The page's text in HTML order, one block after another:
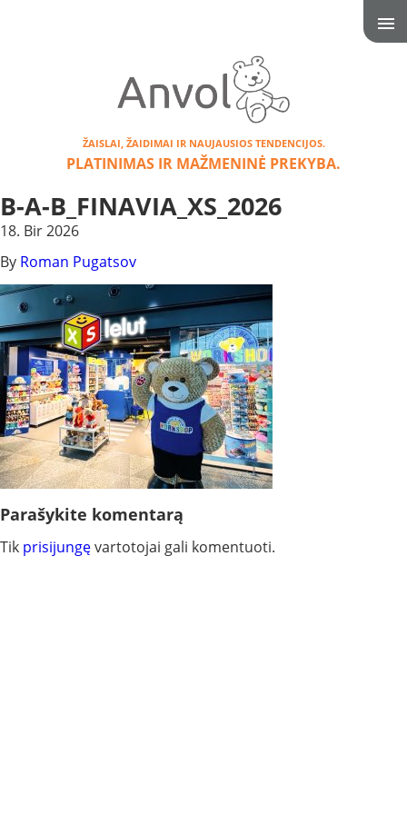
ŽAISLAI, ŽAIDIMAI IR NAUJAUSIOS TENDENCIJOS.
PLATINIMAS IR MAŽMENINĖ PREKYBA.
B-A-B_FINAVIA_XS_2026
18. Bir 2026
By Roman Pugatsov
Parašykite komentarą
Tik prisijungęvartotojai gali komentuoti.